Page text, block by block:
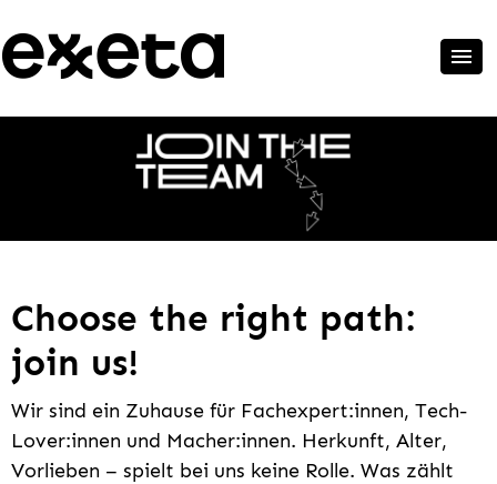
Choose the right path:
join us!
Wir sind ein Zuhause für Fachexpert:innen, Tech-
Lover:innen und Macher:innen. Herkunft, Alter,
Vorlieben – spielt bei uns keine Rolle. Was zählt